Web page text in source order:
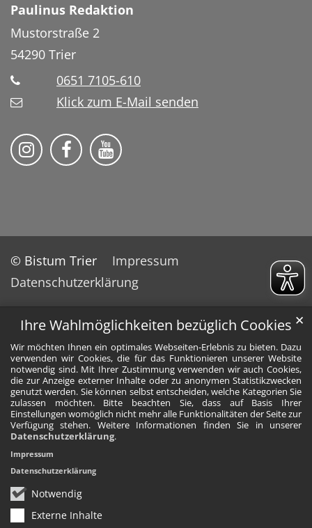
Ihre Wahlmöglichkeiten bezüglich Cookies
Wir möchten Ihnen ein optimales Webseiten-Erlebnis zu bieten. Dazu
verwenden wir Cookies, die für das Funktionieren unserer Website
notwendig sind. Mit Ihrer Zustimmung verwenden wir auch Cookies,
die zur Anzeige externer Inhalte oder zu anonymen Statistikzwecken
genutzt werden. Sie können selbst entscheiden, welche Kategorien Sie
zulassen möchten. Bitte beachten Sie, dass auf Basis Ihrer
Einstellungen womöglich nicht mehr alle Funktionalitäten der Seite zur
Verfügung stehen. Weitere Informationen finden Sie in unserer
Datenschutzerklärung.
Notwendig
Externe Inhalte
✕
Impressum
Datenschutzerklärung
Paulinus Redaktion
Mustorstraße 2
54290 Trier
0651 7105-610
Klick zum E-Mail senden
Bistum Trier auf Instragram
Bistum Trier auf Facebook
Bistum Trier auf YouTube
© Bistum Trier
Impressum
Datenschutzerklärung